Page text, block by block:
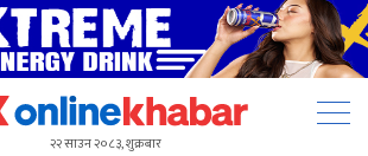
२२ साउन २०८३, शुक्रबार